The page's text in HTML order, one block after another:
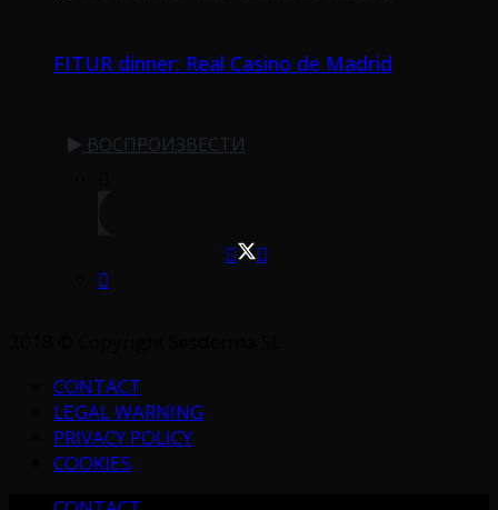
FITUR dinner: Real Casino de Madrid
ВОСПРОИЗВЕСТИ
CONTACT
LEGAL WARNING
PRIVACY POLICY
COOKIES